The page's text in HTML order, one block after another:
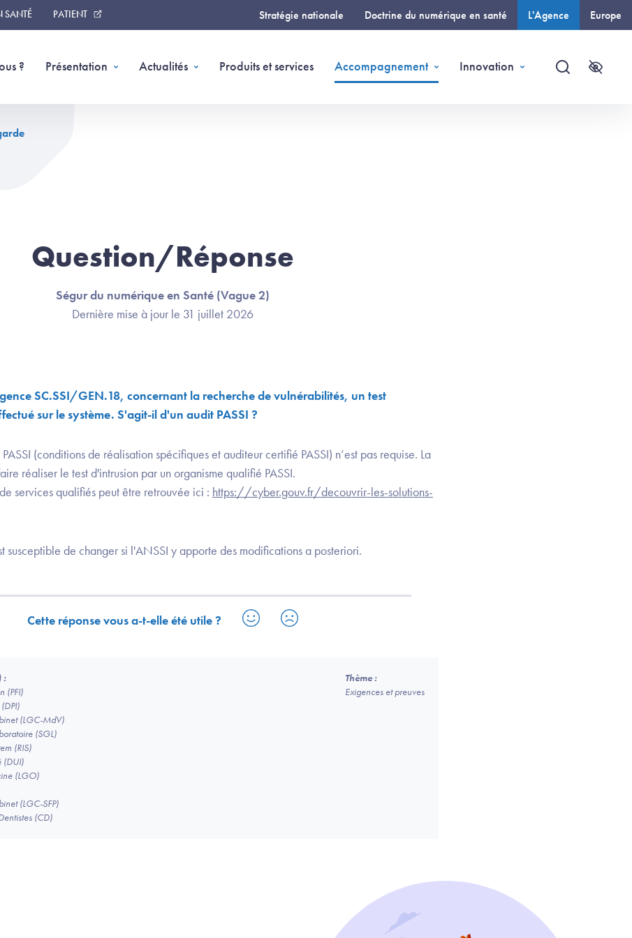
SANTÉ PATIENT Stratégie nationale Doctrine du numérique en santé L'Agence Europe
? Présentation Actualités Produits et services Accompagnement Innovation
Recherche
Question/Réponse
Ségur du numérique en Santé (Vague 2)
Dernière mise à jour le 31 juillet 2026
SC.SSI/GEN.18, concernant la recherche de vulnérabilités, un test
sur le système. S'agit-il d'un audit PASSI ?
(conditions de réalisation spécifiques et auditeur certifié PASSI) n’est pas requise. La
réaliser le test d'intrusion par un organisme qualifié PASSI.
services qualifiés peut être retrouvée ici : https://cyber.gouv.fr/decouvrir-les-solutions-
susceptible de changer si l'ANSSI y apporte des modifications a posteriori.
Cette réponse vous a-t-elle été utile ?
:
(PFI)
(LGC-MdV)
(SGL)
(RIS)
(DUI)
(LGO)
(LGC-SFP)
(CD)
Thème :
Exigences et preuves